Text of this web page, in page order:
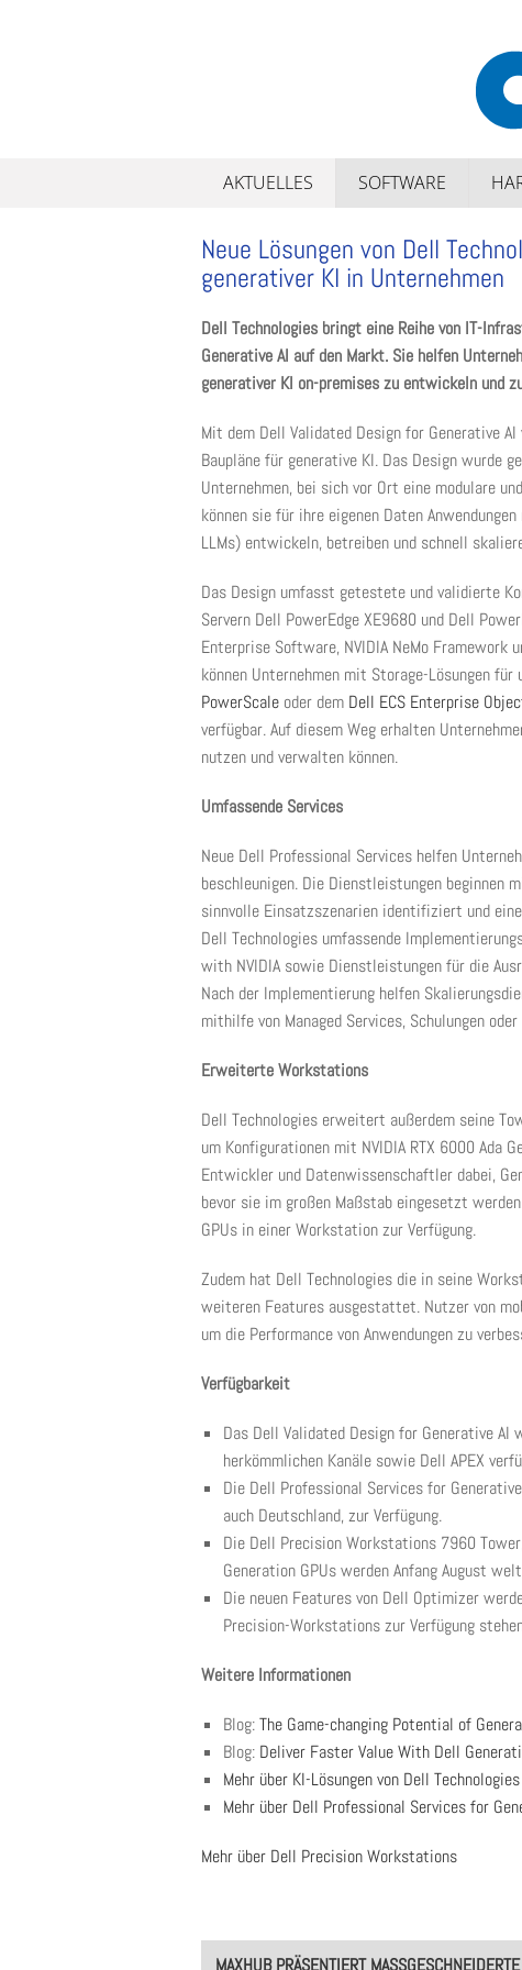
AKTUELLES SOFTWARE
Neue Lösungen von Dell
generativer KI in Unternehmen
Dell Technologies bringt eine Reihe von IT-
Generative AI auf den Markt. Sie helfen
generativer KI on-premises zu entwickeln und
Mit dem Dell Validated Design for Generative
Baupläne für generative KI. Das Design wurde
Unternehmen, bei sich vor Ort eine modulare
können sie für ihre eigenen Daten
LLMs) entwickeln, betreiben und schnell
Das Design umfasst getestete und validierte
Servern Dell PowerEdge XE9680 und Dell
Enterprise Software, NVIDIA NeMo Framework
können Unternehmen mit Storage-Lösungen
PowerScale oder dem Dell ECS Enterprise
verfügbar. Auf diesem Weg erhalten
nutzen und verwalten können.
Umfassende Services
Neue Dell Professional Services helfen
beschleunigen. Die Dienstleistungen
sinnvolle Einsatzszenarien identifiziert und
Dell Technologies umfassende
with NVIDIA sowie Dienstleistungen für die
Nach der Implementierung helfen
mithilfe von Managed Services, Schulungen
Erweiterte Workstations
Dell Technologies erweitert außerdem seine
um Konfigurationen mit NVIDIA RTX 6000 Ada
Entwickler und Datenwissenschaftler dabei,
bevor sie im großen Maßstab eingesetzt
GPUs in einer Workstation zur Verfügung.
Zudem hat Dell Technologies die in seine
weiteren Features ausgestattet. Nutzer von
um die Performance von Anwendungen zu
Verfügbarkeit
Das Dell Validated Design for Generative
herkömmlichen Kanäle sowie Dell APEX
Die Dell Professional Services for
auch Deutschland, zur Verfügung.
Die Dell Precision Workstations 7960
Generation GPUs werden Anfang August
Die neuen Features von Dell Optimizer
Precision-Workstations zur Verfügung
Weitere Informationen
Blog:The Game-changing Potential of
Blog: Deliver Faster Value With Dell
Mehr über KI-Lösungen von Dell Technologies
Mehr über Dell Professional Services for
Mehr über Dell Precision Workstations
Post
MAXHUB PRÄSENTIERT MASSGESCHNEIDERTE L